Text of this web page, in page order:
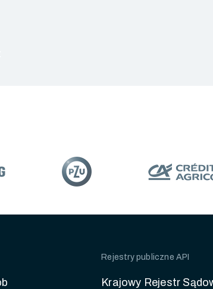
Rejestry publiczne API
Krajowy Rejestr